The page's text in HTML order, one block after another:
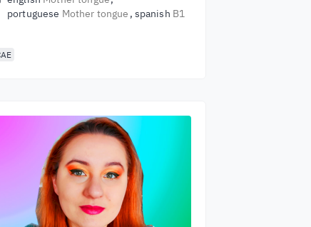
portuguese Mother tongue spanish B1